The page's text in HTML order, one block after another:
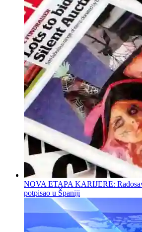
NOVA ETAPA KARIJERE:
potpisao u Španiji